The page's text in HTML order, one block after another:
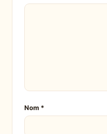
Nom *